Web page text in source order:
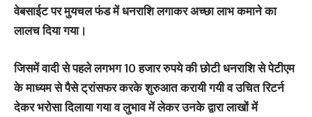
वेबसाईट पर मुयचल फंड में धनराशि लगाकर अच्छा लाभ कमाने का
लालच दिया गया।
जिसमें वादी से पहले लगभग 10 हजार रुपये की छोटी धनराशि से पेटीएम
के माध्यम से पैसे ट्रांसफर करके शुरुआत करायी गयी व उचित रिटर्न
देकर भरोसा दिलाया गया व लुभाव में लेकर उनके द्वारा लाखों में